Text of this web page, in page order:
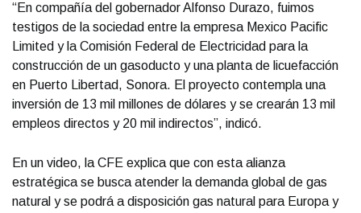
“En compañía del gobernador Alfonso Durazo, fuimos
testigos de la sociedad entre la empresa Mexico Pacific
Limited y la Comisión Federal de Electricidad para la
construcción de un gasoducto y una planta de licuefacción
en Puerto Libertad, Sonora. El proyecto contempla una
inversión de 13 mil millones de dólares y se crearán 13 mil
empleos directos y 20 mil indirectos”, indicó.
En un video, la CFE explica que con esta alianza
estratégica se busca atender la demanda global de gas
natural y se podrá a disposición gas natural para Europa y